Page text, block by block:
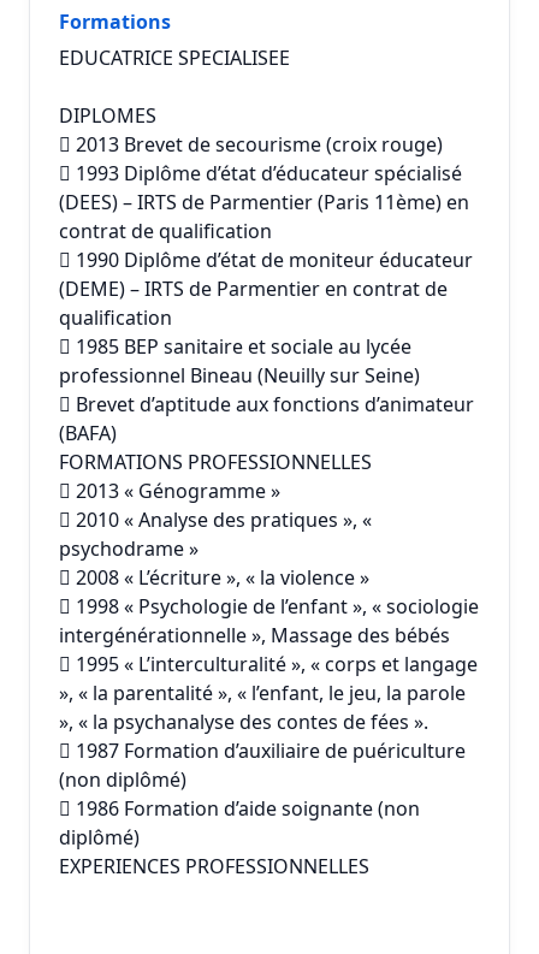
Formations
EDUCATRICE SPECIALISEE
DIPLOMES
 2013 Brevet de secourisme (croix rouge)
 1993 Diplôme d’état d’éducateur spécialisé
(DEES) – IRTS de Parmentier (Paris 11ème) en
contrat de qualification
 1990 Diplôme d’état de moniteur éducateur
(DEME) – IRTS de Parmentier en contrat de
qualification
 1985 BEP sanitaire et sociale au lycée
professionnel Bineau (Neuilly sur Seine)
 Brevet d’aptitude aux fonctions d’animateur
(BAFA)
FORMATIONS PROFESSIONNELLES
 2013 « Génogramme »
 2010 « Analyse des pratiques », «
psychodrame »
 2008 « L’écriture », « la violence »
 1998 « Psychologie de l’enfant », « sociologie
intergénérationnelle », Massage des bébés
 1995 « L’interculturalité », « corps et langage
», « la parentalité », « l’enfant, le jeu, la parole
», « la psychanalyse des contes de fées ».
 1987 Formation d’auxiliaire de puériculture
(non diplômé)
 1986 Formation d’aide soignante (non
diplômé)
EXPERIENCES PROFESSIONNELLES